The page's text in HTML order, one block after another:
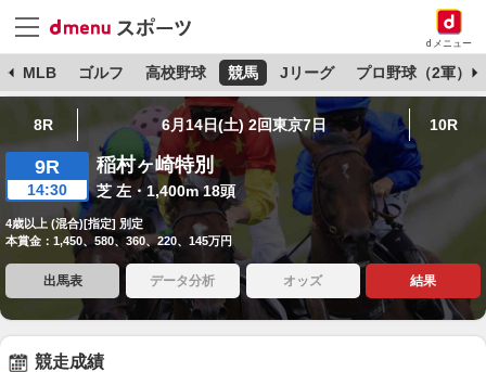
dメニュー
MLB ゴルフ 高校野球 競馬 Jリーグ プロ野球（2軍）
8R 6月14日(土) 2回東京7日 10R
9R
14:30
稲村ヶ崎特別
芝 左・1,400m 18頭
4歳以上 (混合)[指定] 別定
本賞金：1,450、580、360、220、145万円
出馬表 データ分析 オッズ 結果
競走成績